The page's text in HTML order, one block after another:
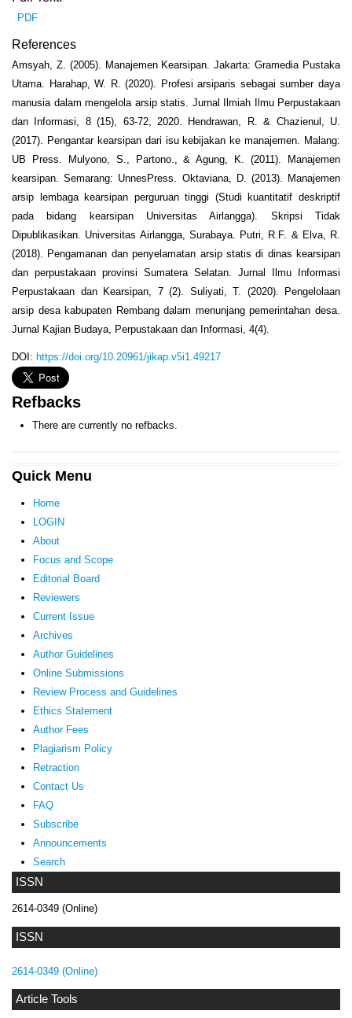
ISSN
2614-0349 (Online)
ISSN
2614-0349 (Online)
Article Tools
Quick Menu
Home
LOGIN
About
Focus and Scope
Editorial Board
Reviewers
Current Issue
Archives
Author Guidelines
Online Submissions
Review Process and Guidelines
Ethics Statement
Author Fees
Plagiarism Policy
Retraction
Contact Us
FAQ
Subscribe
Announcements
Search
PDF
References
Amsyah, Z. (2005). Manajemen Kearsipan. Jakarta: Gramedia Pustaka
Utama. Harahap, W. R. (2020). Profesi arsiparis sebagai sumber daya
manusia dalam mengelola arsip statis. Jurnal Ilmiah Ilmu Perpustakaan
dan Informasi, 8 (15), 63-72, 2020. Hendrawan, R. & Chazienul, U.
(2017). Pengantar kearsipan dari isu kebijakan ke manajemen. Malang:
UB Press. Mulyono, S., Partono., & Agung, K. (2011). Manajemen
kearsipan. Semarang: UnnesPress. Oktaviana, D. (2013). Manajemen
arsip lembaga kearsipan perguruan tinggi (Studi kuantitatif deskriptif
pada bidang kearsipan Universitas Airlangga). Skripsi Tidak
Dipublikasikan. Universitas Airlangga, Surabaya. Putri, R.F. & Elva, R.
(2018). Pengamanan dan penyelamatan arsip statis di dinas kearsipan
dan perpustakaan provinsi Sumatera Selatan. Jurnal Ilmu Informasi
Perpustakaan dan Kearsipan, 7 (2). Suliyati, T. (2020). Pengelolaan
arsip desa kabupaten Rembang dalam menunjang pemerintahan desa.
Jurnal Kajian Budaya, Perpustakaan dan Informasi, 4(4).
DOI: https://doi.org/10.20961/jikap.v5i1.49217
Refbacks
There are currently no refbacks.